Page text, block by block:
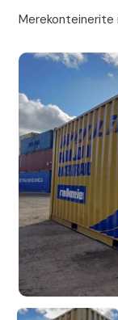
Merekonteinerite